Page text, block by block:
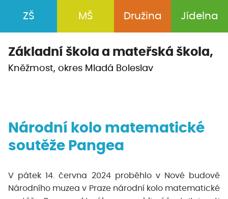
ZŠ MŠ Družina Jídelna
Základní škola a mateřská škola,
Kněžmost, okres Mladá Boleslav
Národní kolo matematické
soutěže Pangea
V pátek 14. června 2024 proběhlo v Nové budově
Národního muzea v Praze národní kolo matematické